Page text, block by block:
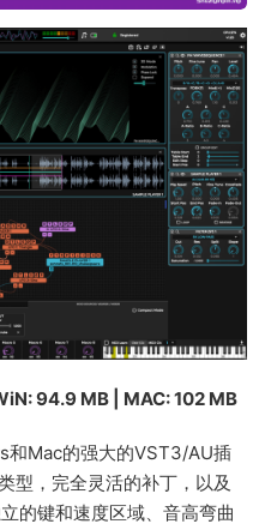
94.9 MB | MAC: 102 MB
Mac的强大的VST3/AU插
型，完全灵活的补丁，以及
的键和速度区域、音高弯曲